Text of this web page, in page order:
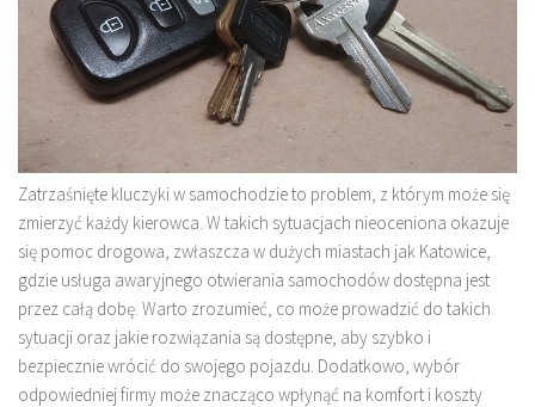
Zatrzaśnięte kluczyki w samochodzie to problem, z którym może się
zmierzyć każdy kierowca. W takich sytuacjach nieoceniona okazuje
się pomoc drogowa, zwłaszcza w dużych miastach jak Katowice,
gdzie usługa awaryjnego otwierania samochodów dostępna jest
przez całą dobę. Warto zrozumieć, co może prowadzić do takich
sytuacji oraz jakie rozwiązania są dostępne, aby szybko i
bezpiecznie wrócić do swojego pojazdu. Dodatkowo, wybór
odpowiedniej firmy może znacząco wpłynąć na komfort i koszty